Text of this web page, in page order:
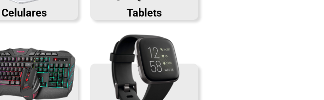
Celulares Tablets